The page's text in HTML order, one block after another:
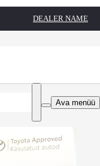
DEALER NAME
Ava menüü